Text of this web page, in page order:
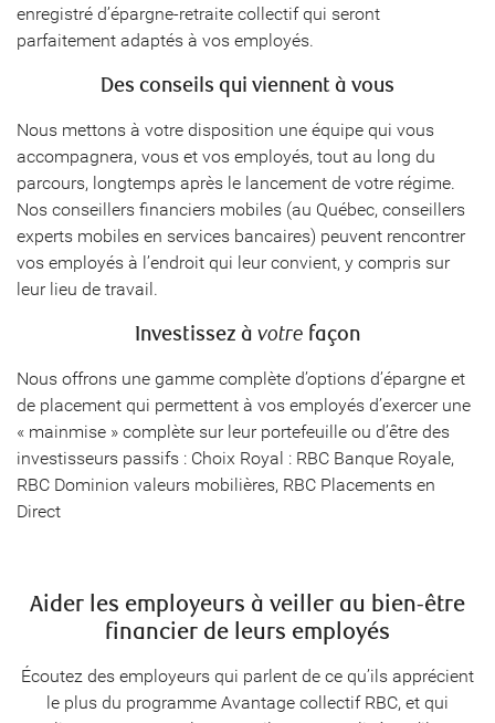
enregistré d’épargne-retraite collectif qui seront
parfaitement adaptés à vos employés.
Des conseils qui viennent à vous
Nous mettons à votre disposition une équipe qui vous
accompagnera, vous et vos employés, tout au long du
parcours, longtemps après le lancement de votre régime.
Nos conseillers financiers mobiles (au Québec, conseillers
experts mobiles en services bancaires) peuvent rencontrer
vos employés à l’endroit qui leur convient, y compris sur
leur lieu de travail.
Investissez à votre façon
Nous offrons une gamme complète d’options d’épargne et
de placement qui permettent à vos employés d’exercer une
« mainmise » complète sur leur portefeuille ou d’être des
investisseurs passifs : Choix Royal : RBC Banque Royale,
RBC Dominion valeurs mobilières, RBC Placements en
Direct
Aider les employeurs à veiller au bien-être
financier de leurs employés
Écoutez des employeurs qui parlent de ce qu’ils apprécient
le plus du programme Avantage collectif RBC, et qui